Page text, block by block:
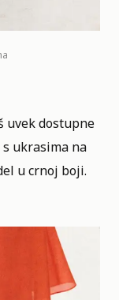
uvek dostupne
ukrasima na
u crnoj boji.